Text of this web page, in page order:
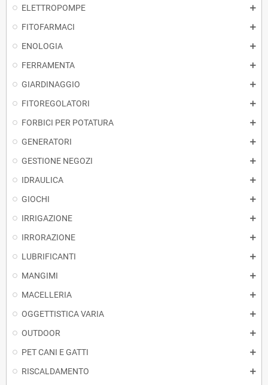
ELETTROPOMPE
FITOFARMACI
ENOLOGIA
FERRAMENTA
GIARDINAGGIO
FITOREGOLATORI
FORBICI PER POTATURA
GENERATORI
GESTIONE NEGOZI
IDRAULICA
GIOCHI
IRRIGAZIONE
IRRORAZIONE
LUBRIFICANTI
MANGIMI
MACELLERIA
OGGETTISTICA VARIA
OUTDOOR
PET CANI E GATTI
RISCALDAMENTO